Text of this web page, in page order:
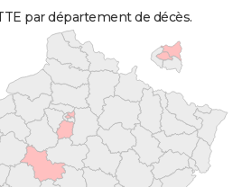
par département de décès.